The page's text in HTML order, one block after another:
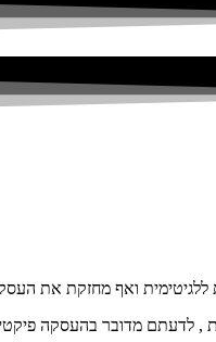
ללגיטימית ואף מחזקת את
, לדעתם מדובר בהעסקה